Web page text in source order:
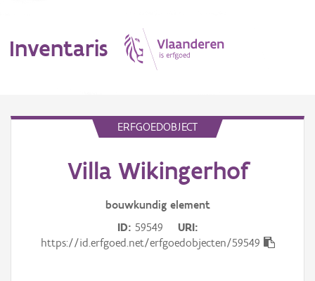
Inventaris
Erfgoedobject
ERFGOEDOBJECT
Villa Wikingerhof
bouwkundig element
ID 59549
URI
https://id.erfgoed.net/erfgoedobjecten/59549